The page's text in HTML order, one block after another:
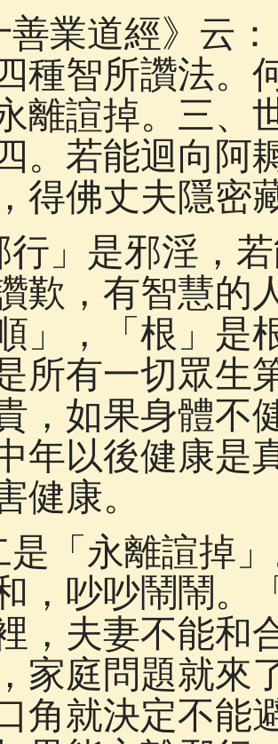
善業道經》云
種智所讚法。
離諠掉。三、
。若能迴向阿
得佛丈夫隱密
行」是邪淫，
歎，有智慧的
」，「根」是
所有一切眾生
，如果身體不
年以後健康是
健康。
是「永離諠掉
，吵吵鬧鬧。
，夫妻不能和
家庭問題就來
角就決定不能